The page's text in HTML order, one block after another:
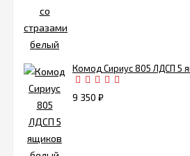
Комод Сириус 805 ЛДСП 5
9 350 ₽